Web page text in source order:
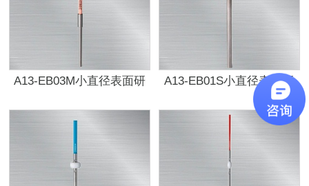
A13-EB03M小直径表面研
A13-EB01S小直径表面研